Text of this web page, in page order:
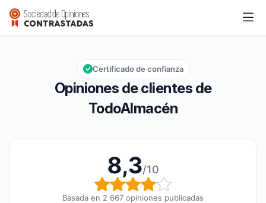
TodoAlmacén
Calificación global: 8,3 de 10
8,3/10
Opiniones de clientes de
TodoAlmacén
Certificado de confianza
8,3/10
Calificación global: 8,3
Basada en 2 667 opiniones publicadas